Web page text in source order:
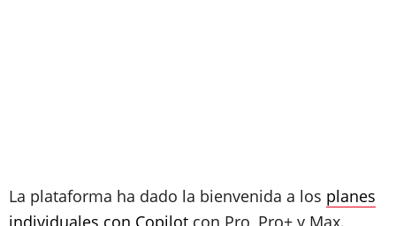
La plataforma ha dado la bienvenida a los planes
individuales con Copilot con Pro, Pro+ y Max.